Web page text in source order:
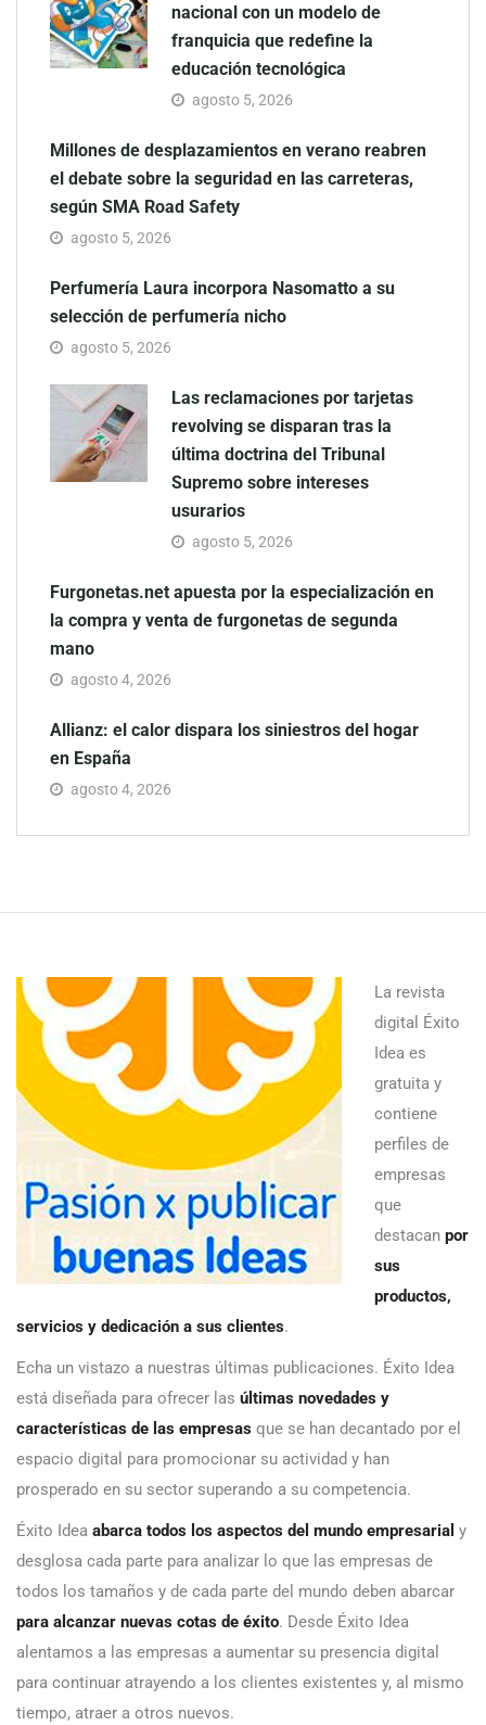
nacional con un modelo de
franquicia que redefine la
educación tecnológica
agosto 5, 2026
Millones de desplazamientos en verano reabren
el debate sobre la seguridad en las carreteras,
según SMA Road Safety
agosto 5, 2026
Perfumería Laura incorpora Nasomatto a su
selección de perfumería nicho
agosto 5, 2026
Las reclamaciones por tarjetas
revolving se disparan tras la
última doctrina del Tribunal
Supremo sobre intereses
usurarios
agosto 5, 2026
Furgonetas.net apuesta por la especialización en
la compra y venta de furgonetas de segunda
mano
agosto 4, 2026
Allianz: el calor dispara los siniestros del hogar
en España
agosto 4, 2026
La revista
digital Éxito
Idea es
gratuita y
contiene
perfiles de
empresas
que
destacan por
sus
productos,
servicios y dedicación a sus clientes.
Echa un vistazo a nuestras últimas publicaciones. Éxito Idea
está diseñada para ofrecer las últimas novedades y
características de las empresas que se han decantado por el
espacio digital para promocionar su actividad y han
prosperado en su sector superando a su competencia.
Éxito Idea abarca todos los aspectos del mundo empresarial y
desglosa cada parte para analizar lo que las empresas de
todos los tamaños y de cada parte del mundo deben abarcar
para alcanzar nuevas cotas de éxito. Desde Éxito Idea
alentamos a las empresas a aumentar su presencia digital
para continuar atrayendo a los clientes existentes y, al mismo
tiempo, atraer a otros nuevos.